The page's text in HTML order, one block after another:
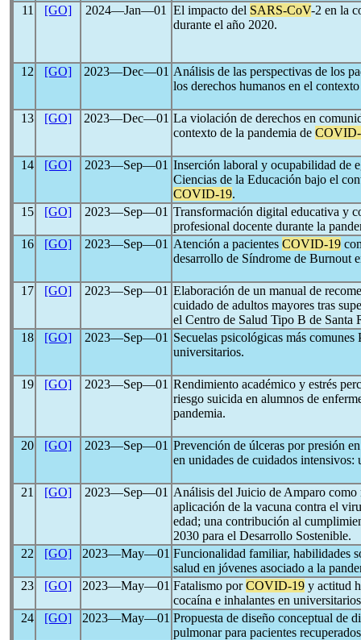
11
[GO] 2024―Jan―01 El impacto del SARS-CoV-2 en la
durante el año 2020.
12 [GO] 2023―Dec―01 Análisis de las perspectivas de los
los derechos humanos en el
13 [GO] 2023―Dec―01 La violación de derechos en
contexto de la pandemia de
14 [GO] 2023―Sep―01 Inserción laboral y ocupabilidad de
Ciencias de la Educación bajo el
COVID-19.
15
[GO] 2023―Sep―01 Transformación digital educativa y
profesional docente durante la
16
[GO] 2023―Sep―01 Atención a pacientes COVID-19
desarrollo de Síndrome de Burnout
17 [GO] 2023―Sep―01 Elaboración de un manual de
cuidado de adultos mayores tras
el Centro de Salud Tipo B de Santa
18
[GO] 2023―Sep―01 Secuelas psicológicas más comunes
universitarios.
19 [GO] 2023―Sep―01 Rendimiento académico y estrés
riesgo suicida en alumnos de
pandemia.
20 [GO] 2023―Sep―01 Prevención de úlceras por presión
en unidades de cuidados intensivos:
21 [GO] 2023―Sep―01 Análisis del Juicio de Amparo como
aplicación de la vacuna contra el
edad; una contribución al
2030 para el Desarrollo Sostenible.
22
[GO] 2023―May―01 Funcionalidad familiar, habilidades
salud en jóvenes asociado a la
23
[GO] 2023―May―01 Fatalismo porCOVID-19 y actitud
cocaína e inhalantes en
24
[GO] 2023―May―01 Propuesta de diseño conceptual de
pulmonar para pacientes